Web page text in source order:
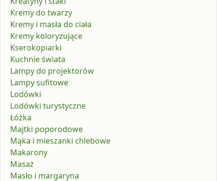
Kremy do twarzy
Kremy i masła do ciała
Kremy koloryzujące
Kserokopiarki
Kuchnie świata
Lampy do projektorów
Lampy sufitowe
Lodówki
Lodówki turystyczne
Łóżka
Majtki poporodowe
Mąka i mieszanki chlebowe
Makarony
Masaż
Masło i margaryna